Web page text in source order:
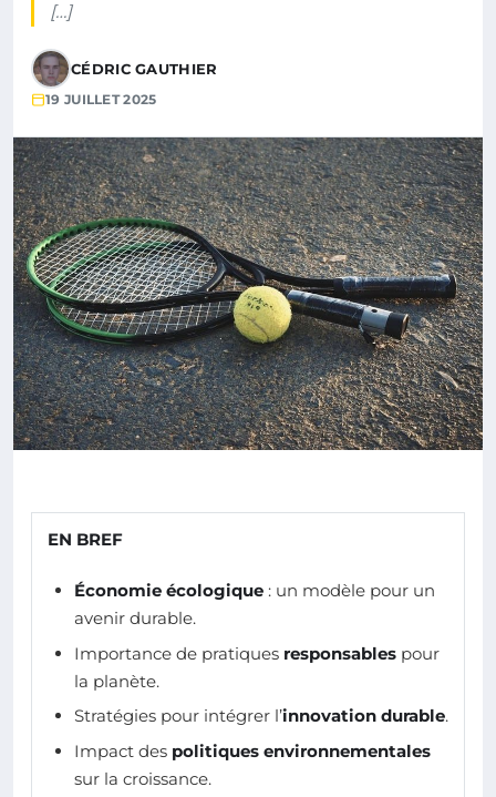
[…]
CÉDRIC GAUTHIER
19 JUILLET 2025
EN BREF
Économie écologique : un modèle pour un
avenir durable.
Importance de pratiques responsables pour
la planète.
Stratégies pour intégrer l’innovation durable.
Impact des politiques environnementales
sur la croissance.